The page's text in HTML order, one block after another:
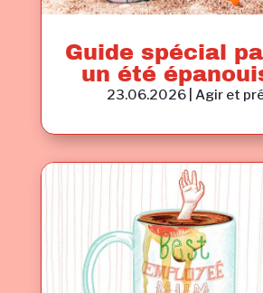
Guide spécial
un été
23.06.2026 |Agir et